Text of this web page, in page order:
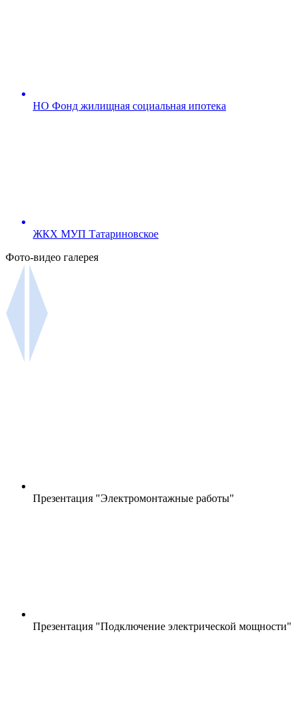
НО Фонд жилищная социальная ипотека
ЖКХ МУП Татариновское
Фото-видео галерея
Презентация "Электромонтажные работы"
Презентация "Подключение электрической мощности"